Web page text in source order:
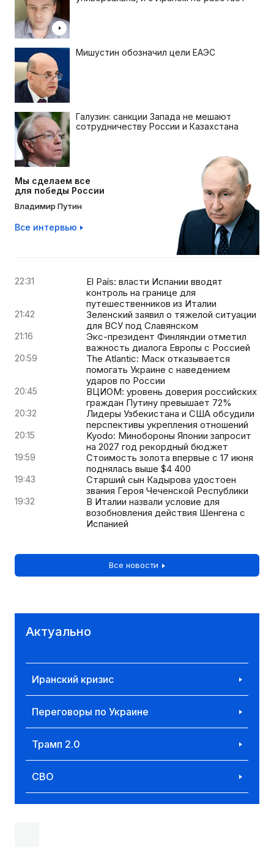
Мишустин обозначил цели ЕАЭС
Галузин: санкции Запада не мешают
сотрудничеству России и Казахстана
Мы сделаем все
для победы России
Владимир Путин
Все интервью
22:31
El País: власти Испании вводят
контроль на границе для
путешественников из Италии
21:42
Зеленский заявил о тяжелой ситуации
для ВСУ под Славянском
21:16
Экс-президент Финляндии отметил
важность диалога Европы с Россией
20:59
The Atlantic: Маск отказывается
помогать Украине с наведением
ударов по России
20:45
ВЦИОМ: уровень доверия российских
граждан Путину превышает 72%
20:32
Лидеры Узбекистана и США обсудили
перспективы укрепления отношений
20:15
Kyodo: Минобороны Японии запросит
на 2027 год рекордный бюджет
19:59
Стоимость золота впервые с 17 июня
поднялась выше $4 400
19:43
Старший сын Кадырова удостоен
звания Героя Чеченской Республики
19:32
В Италии назвали условие для
возобновления действия Шенгена с
Испанией
Все новости
Актуально
Иранский кризис
Переговоры по Украине
Трамп 2.0
СВО